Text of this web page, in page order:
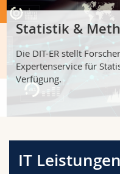
Campus
Forschung
Universität
Weiterbildung
Theologische Fak.
Wirtschafts- und
Philosophische Fak.
Informationen für
Studieninteressierte
Studierende
Medien
Ressourcen
Personenverzeichnis
Ortsplan
Statistik &
Die DIT-ER stellt
Expertenservice für
Verfügung.
IT Leistungen